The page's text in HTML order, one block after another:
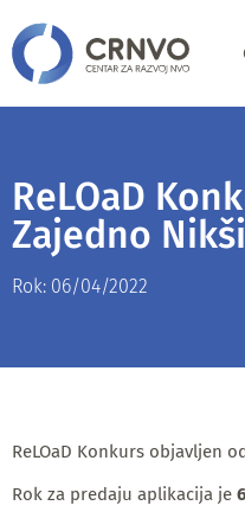
ReLOaD
Zajedno
Rok: 06/04/2022
ReLOaD Konkurs objavljen
Rok za predaju aplikacija je